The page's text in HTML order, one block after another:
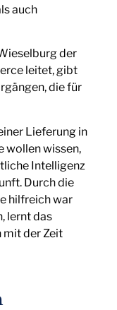
auch
der
leitet, gibt
die für
Lieferung in
wollen wissen,
Intelligenz
Durch die
hilfreich war
lernt das
der Zeit